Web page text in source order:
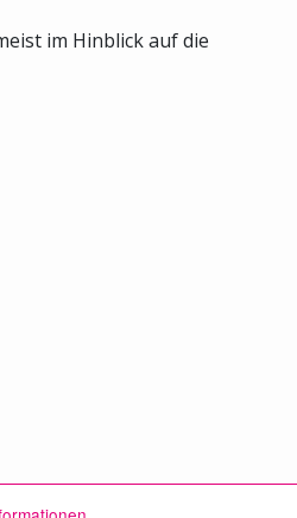
im Hinblick auf die